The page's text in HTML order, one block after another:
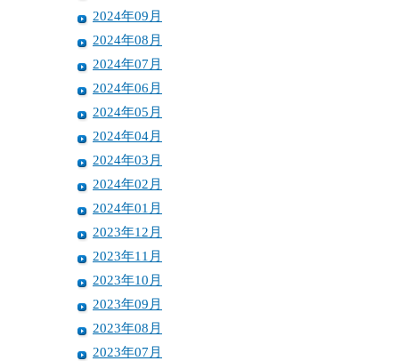
2024年09月
2024年08月
2024年07月
2024年06月
2024年05月
2024年04月
2024年03月
2024年02月
2024年01月
2023年12月
2023年11月
2023年10月
2023年09月
2023年08月
2023年07月